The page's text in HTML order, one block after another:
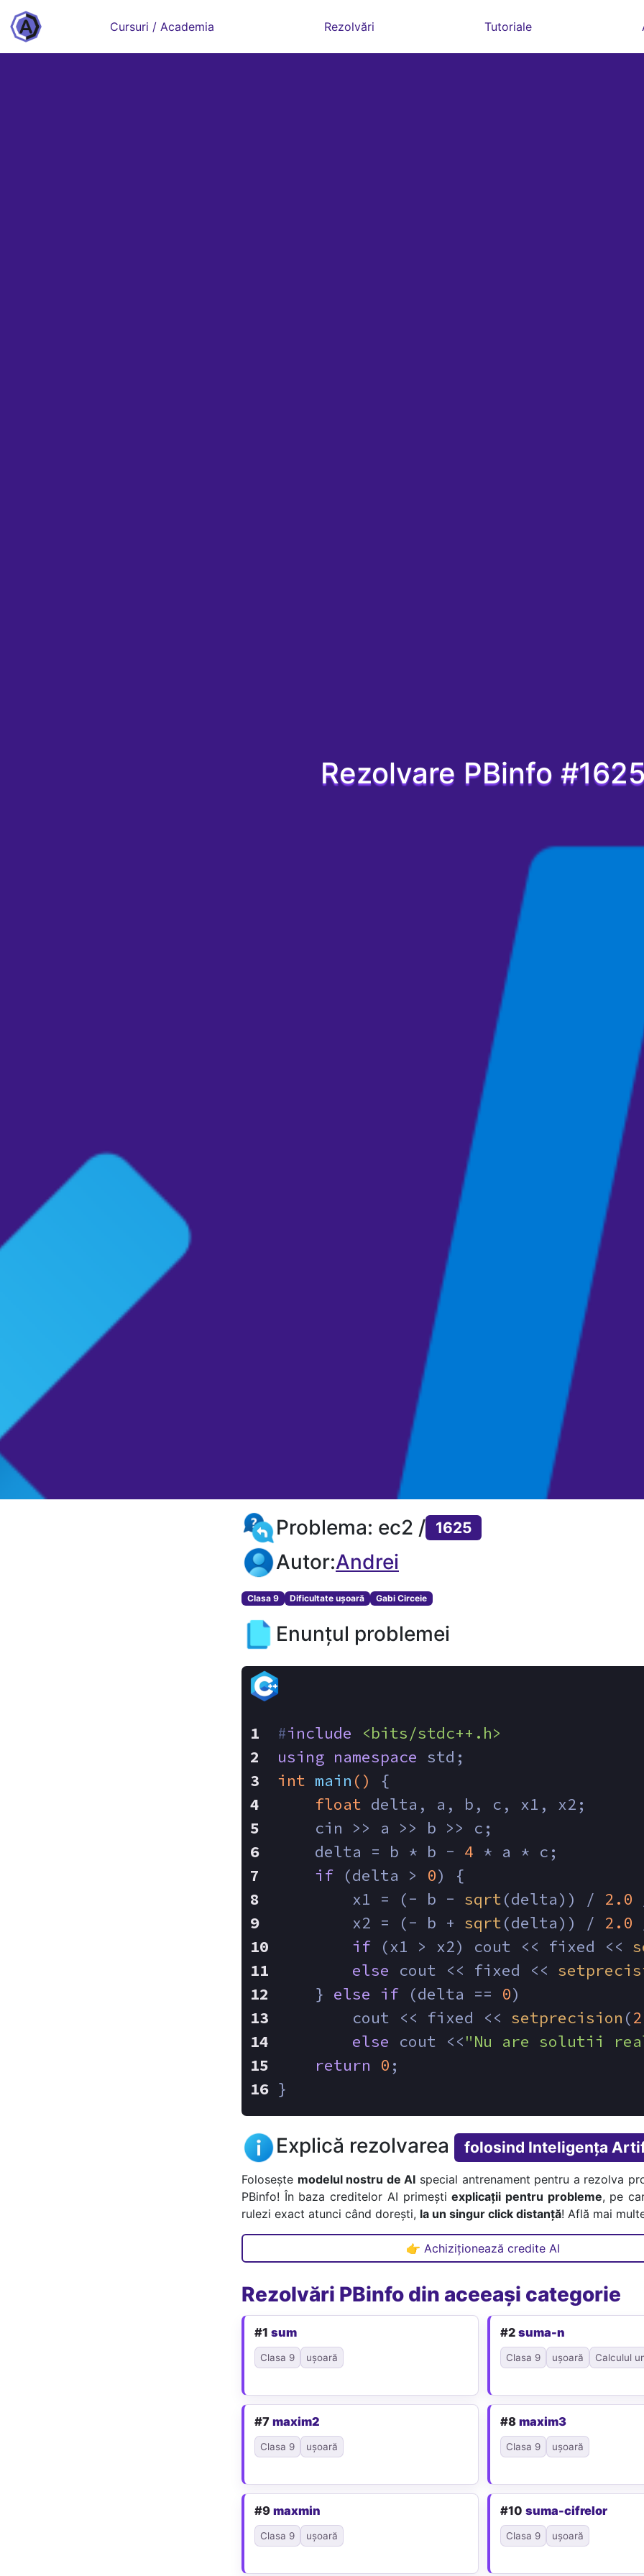
Cursuri / Academia Rezolvări Tutoriale
Rezolvare PBinfo
Problema: ec2 / 1625
Autor:Andrei
Clasa 9 Dificultate ușoară Gabi Circeie
Enunțul problemei
#include
<bits/stdc++.h>
using namespace std;
int main ()
{
float delta, a, b, c, x1, x2;
    cin >> a >> b >> c;
    delta = b * b -
4 * a * c;
if (delta > 0) {
        x1 = (- b -
sqrt(delta)) / 2.0
        x2 = (- b +
sqrt(delta)) / 2.0
if (x1 > x2) cout << fixed <<
else cout << fixed <<
    }
else if (delta == 0)
        cout << fixed <<
setprecision (2
else cout <<"Nu are solutii
return
0 ;
}
Explică rezolvarea folosind Inteligența
Folosește modelul nostru de AI special antrenament pentru a rezolva
PBinfo! În baza creditelor AI primeștiexplicații pentru probleme, pe
rulezi exact atunci când dorești, la un singur click distanță! Află mai
👉 Achiziționează credite AI
Rezolvări PBinfo din aceeași categorie
#1 sum
Clasa 9 ușoară
#2 suma-n
Clasa 9 ușoară Calculul
#7 maxim2
Clasa 9 ușoară
#8 maxim3
Clasa 9 ușoară
#9 maxmin
Clasa 9 ușoară
#10 suma-cifrelor
Clasa 9 ușoară